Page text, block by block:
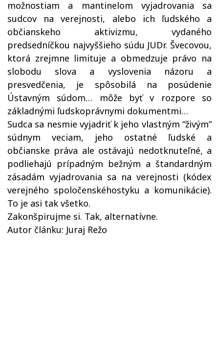
možnostiam a mantinelom vyjadrovania sa
sudcov na verejnosti, alebo ich ľudského a
občianskeho aktivizmu, vydaného
predsedníčkou najvyššieho súdu JUDr. Švecovou,
ktorá zrejmne limituje a obmedzuje právo na
slobodu slova a vyslovenia názoru a
presvedčenia, je spôsobilá na posúdenie
Ústavným súdom… môže byť v rozpore so
základnými ľudskoprávnymi dokumentmi…
Sudca sa nesmie vyjadriť k jeho vlastným “živým”
súdnym veciam, jeho ostatné ľudské a
občianske práva ale ostávajú nedotknuteľné, a
podliehajú prípadným bežným a štandardným
zásadám vyjadrovania sa na verejnosti (kódex
verejného spoločenskéhostyku a komunikácie).
To je asi tak všetko.
Zakonšpirujme si. Tak, alternatívne.
Autor článku: Juraj Režo